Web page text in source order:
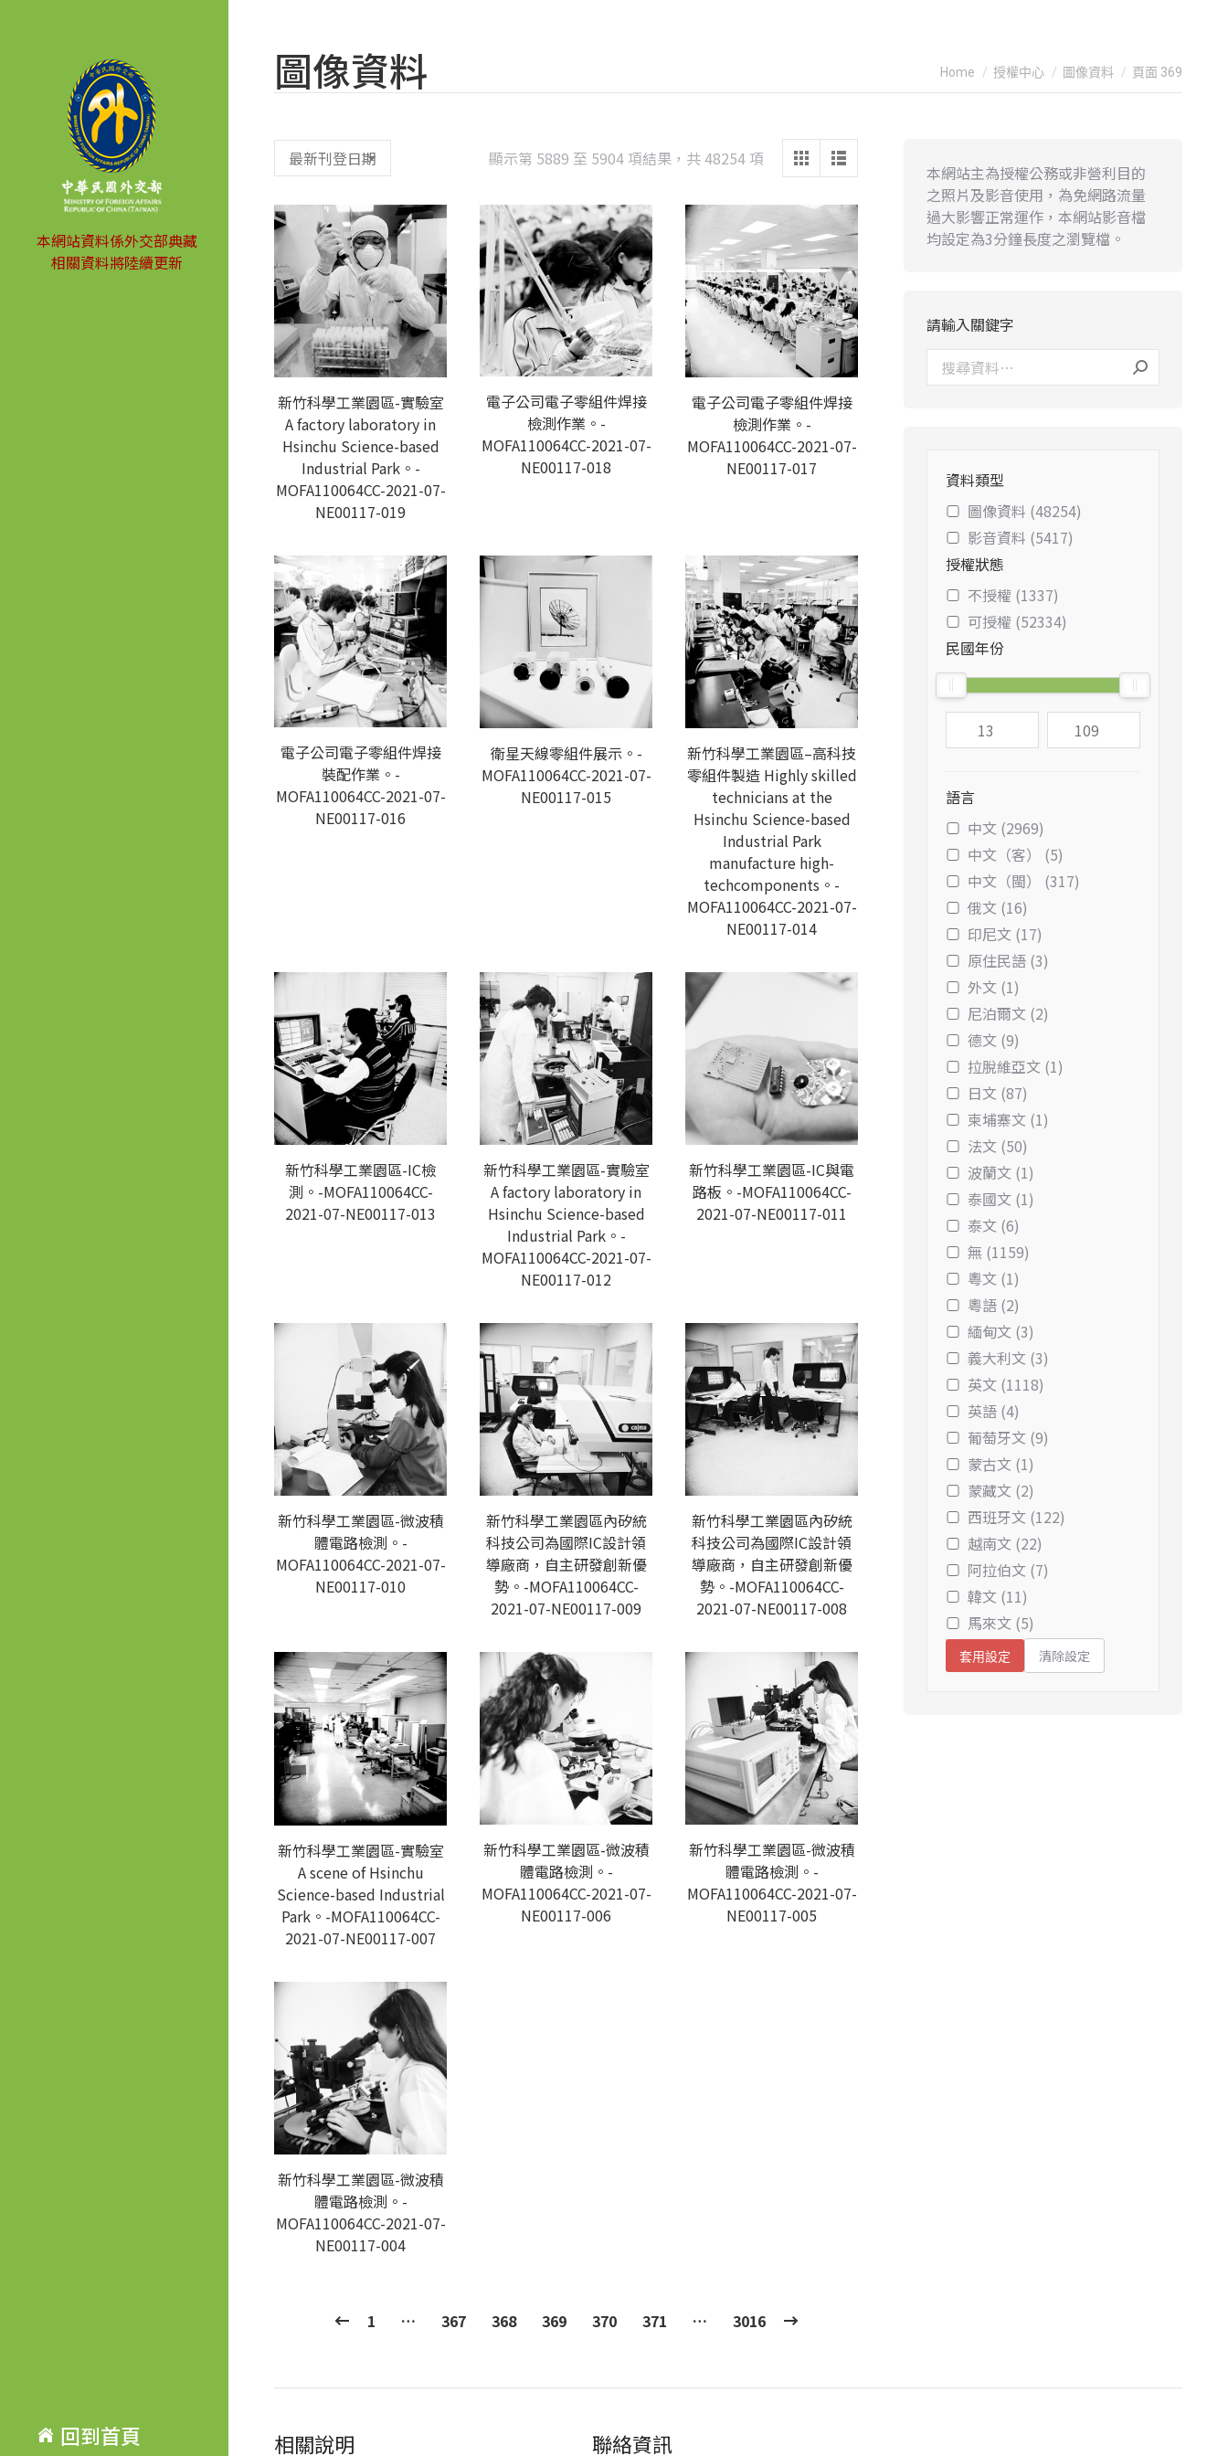
本網站資料係外交部典藏
相關資料將陸續更新
回到首頁
圖像資料 You are here:
Home 授權中心 圖像資料 頁面 369
顯示第 5889 至 5904 項結果，共 48254 項 Sorted
latest
新竹科學工業園區-實驗室
A factory laboratory in
Hsinchu Science-based
Industrial Park。-
MOFA110064CC-2021-07-
NE00117-019
電子公司電子零組件焊接
檢測作業。-
MOFA110064CC-2021-07-
NE00117-018
電子公司電子零組件焊接
檢測作業。-
MOFA110064CC-2021-07-
NE00117-017
電子公司電子零組件焊接
裝配作業。-
MOFA110064CC-2021-07-
NE00117-016
衛星天線零組件展示。-
MOFA110064CC-2021-07-
NE00117-015
新竹科學工業園區–高科技
零組件製造 Highly skilled
technicians at the
Hsinchu Science-based
Industrial Park
manufacture high-
techcomponents。-
MOFA110064CC-2021-07-
NE00117-014
新竹科學工業園區-IC檢
測。-MOFA110064CC-
2021-07-NE00117-013
新竹科學工業園區-實驗室
A factory laboratory in
Hsinchu Science-based
Industrial Park。-
MOFA110064CC-2021-07-
NE00117-012
新竹科學工業園區-IC與電
路板。-MOFA110064CC-
2021-07-NE00117-011
新竹科學工業園區-微波積
體電路檢測。-
MOFA110064CC-2021-07-
NE00117-010
新竹科學工業園區內矽統
科技公司為國際IC設計領
導廠商，自主研發創新優
勢。-MOFA110064CC-
2021-07-NE00117-009
新竹科學工業園區內矽統
科技公司為國際IC設計領
導廠商，自主研發創新優
勢。-MOFA110064CC-
2021-07-NE00117-008
新竹科學工業園區-實驗室
A scene of Hsinchu
Science-based Industrial
Park。-MOFA110064CC-
2021-07-NE00117-007
新竹科學工業園區-微波積
體電路檢測。-
MOFA110064CC-2021-07-
NE00117-006
新竹科學工業園區-微波積
體電路檢測。-
MOFA110064CC-2021-07-
NE00117-005
新竹科學工業園區-微波積
體電路檢測。-
MOFA110064CC-2021-07-
NE00117-004
1 … 367 368 369 370 371 … 3016
本網站主為授權公務或非營利目的
之照片及影音使用，為免網路流量
過大影響正常運作，本網站影音檔
均設定為3分鐘長度之瀏覽檔。
請輸入關鍵字
資料類型
圖像資料 (48254)
影音資料 (5417)
授權狀態
不授權 (1337)
可授權 (52334)
民國年份
語言
中文 (2969)
中文（客） (5)
中文（閩） (317)
俄文 (16)
印尼文 (17)
原住民語 (3)
外文 (1)
尼泊爾文 (2)
德文 (9)
拉脫維亞文 (1)
日文 (87)
柬埔寨文 (1)
法文 (50)
波蘭文 (1)
泰國文 (1)
泰文 (6)
無 (1159)
粵文 (1)
粵語 (2)
緬甸文 (3)
義大利文 (3)
英文 (1118)
英語 (4)
葡萄牙文 (9)
蒙古文 (1)
蒙藏文 (2)
西班牙文 (122)
越南文 (22)
阿拉伯文 (7)
韓文 (11)
馬來文 (5)
套用設定 清除設定
相關說明 聯絡資訊